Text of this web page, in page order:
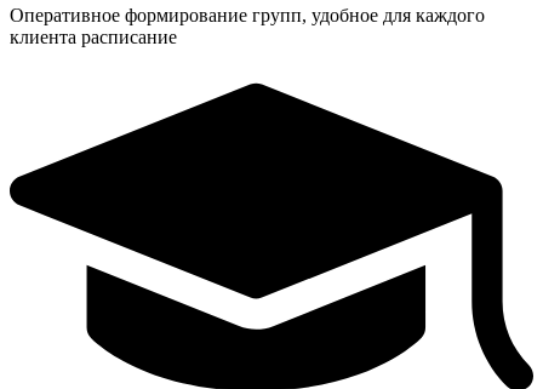
Оперативное формирование групп, удобное для каждого
клиента расписание